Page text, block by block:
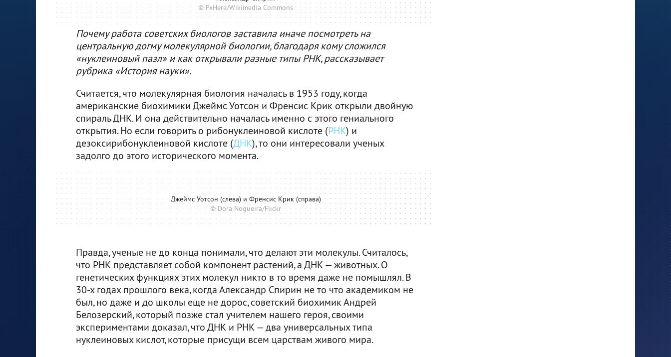
© PxHere/Wikimedia Commons
Почему работа советских биологов заставила иначе посмотреть на
центральную догму молекулярной биологии, благодаря кому сложился
«нуклеиновый пазл» и как открывали разные типы РНК, рассказывает
рубрика «История науки».
Считается, что молекулярная биология началась в 1953 году, когда
американские биохимики Джеймс Уотсон и Френсис Крик открыли двойную
спираль ДНК. И она действительно началась именно с этого гениального
открытия. Но если говорить о рибонуклеиновой кислоте (РНК) и
дезоксирибонуклеиновой кислоте (ДНК), то они интересовали ученых
задолго до этого исторического момента.
Джеймс Уотсон (слева) и Френсис Крик (справа)
© Dora Nogueira/Flickr
Правда, ученые не до конца понимали, что делают эти молекулы. Считалось,
что РНК представляет собой компонент растений, а ДНК — животных. О
генетических функциях этих молекул никто в то время даже не помышлял. В
30-х годах прошлого века, когда Александр Спирин не то что академиком не
был, но даже и до школы еще не дорос, советский биохимик Андрей
Белозерский, который позже стал учителем нашего героя, своими
экспериментами доказал, что ДНК и РНК — два универсальных типа
нуклеиновых кислот, которые присущи всем царствам живого мира.